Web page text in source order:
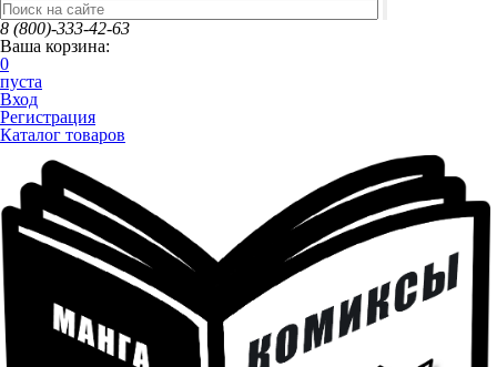
8 (800)-333-42-63
Ваша корзина:
0
пуста
Вход
Регистрация
Каталог товаров